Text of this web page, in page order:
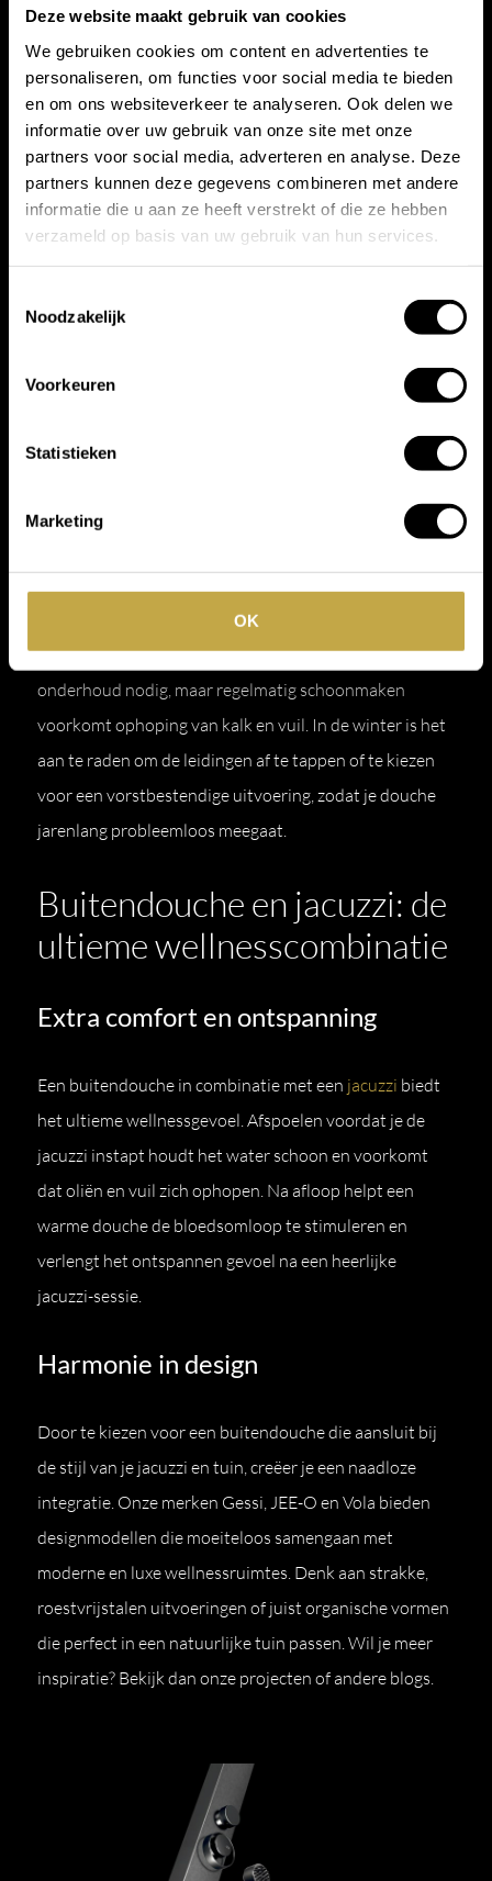
Deze website maakt gebruik van cookies
We gebruiken cookies om content en advertenties te
personaliseren, om functies voor social media te bieden
en om ons websiteverkeer te analyseren. Ook delen we
informatie over uw gebruik van onze site met onze
partners voor social media, adverteren en analyse. Deze
partners kunnen deze gegevens combineren met andere
informatie die u aan ze heeft verstrekt of die ze hebben
verzameld op basis van uw gebruik van hun services.
Noodzakelijk
Voorkeuren
Statistieken
Marketing
OK
Wat kost een exclusieve
buitendouche?
Een investering in stijl en comfort
De prijs van een buitendouche hangt af van de
Onze buitendouches starten van plusminus € 2.000,-.
hoge kwaliteit. Daarnaast kunnen wij ook advies geven
producten.
Onderhoud en levensduur
Een hoogwaardige buitendouche heeft weinig
onderhoud nodig, maar regelmatig schoonmaken
voorkomt ophoping van kalk en vuil. In de winter is het
aan te raden om de leidingen af te tappen of te kiezen
voor een vorstbestendige uitvoering, zodat je douche
jarenlang probleemloos meegaat.
Buitendouche en jacuzzi: de
ultieme wellnesscombinatie
Extra comfort en ontspanning
Een buitendouche in combinatie met een jacuzzi biedt
het ultieme wellnessgevoel. Afspoelen voordat je de
jacuzzi instapt houdt het water schoon en voorkomt
dat oliën en vuil zich ophopen. Na afloop helpt een
warme douche de bloedsomloop te stimuleren en
verlengt het ontspannen gevoel na een heerlijke
jacuzzi-sessie.
Harmonie in design
Door te kiezen voor een buitendouche die aansluit bij
de stijl van je jacuzzi en tuin, creëer je een naadloze
integratie. Onze merken Gessi, JEE-O en Vola bieden
designmodellen die moeiteloos samengaan met
moderne en luxe wellnessruimtes. Denk aan strakke,
roestvrijstalen uitvoeringen of juist organische vormen
die perfect in een natuurlijke tuin passen. Wil je meer
inspiratie? Bekijk dan onze projecten of andere blogs.